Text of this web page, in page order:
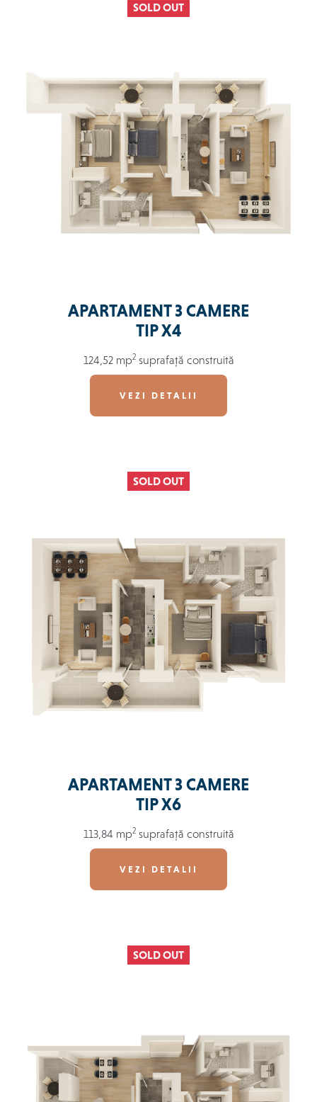
SOLD OUT
APARTAMENT 3 CAMERE
TIP X4
124,52 mp2 suprafață construită
VEZI DETALII
SOLD OUT
APARTAMENT 3 CAMERE
TIP X6
113,84 mp2 suprafață construită
VEZI DETALII
SOLD OUT